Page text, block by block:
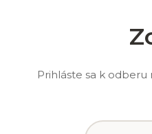
Prihláste sa k odberu